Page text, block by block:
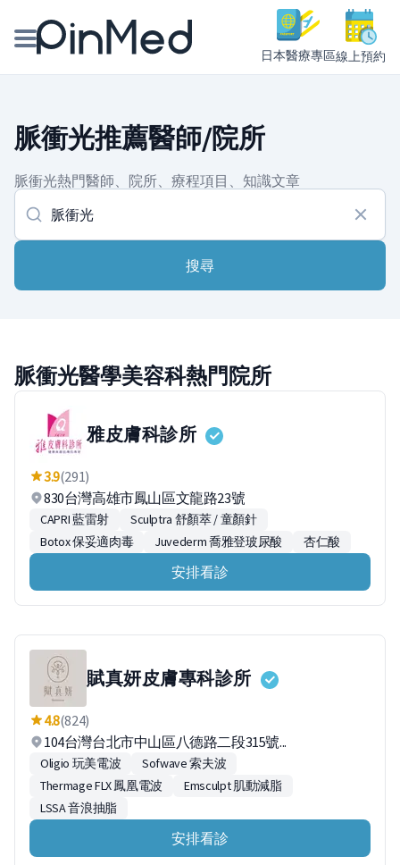
日本醫療專區線上預約
醫師專欄專訪
健康主題館
我是醫療人員
脈衝光推薦醫師/院所
脈衝光熱門醫師、院所、療程項目、知識文章
搜尋
脈衝光醫學美容科熱門院所
雅皮膚科診所
3.9(291)
830台灣高雄市鳳山區文龍路23號
CAPRI 藍雷射
Sculptra 舒顏萃 / 童顏針
Botox 保妥適肉毒
Juvederm 喬雅登玻尿酸 杏仁酸
安排看診
賦真妍皮膚專科診所
4.8(824)
104台灣台北市中山區八德路二段315號...
Oligio 玩美電波
Sofwave 索夫波
Thermage FLX 鳳凰電波
Emsculpt 肌動減脂
LSSA 音浪抽脂
安排看診